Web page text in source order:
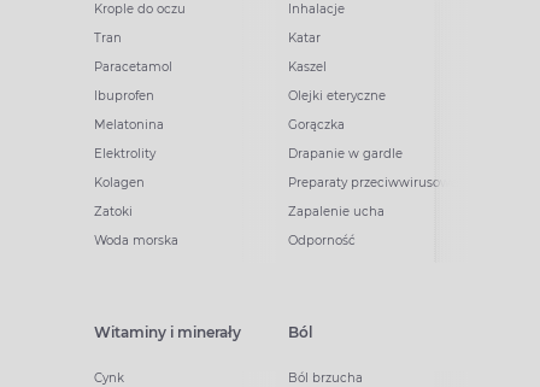
Krople do oczu
Tran
Paracetamol
Ibuprofen
Melatonina
Elektrolity
Kolagen
Zatoki
Woda morska
Inhalacje
Katar
Kaszel
Olejki eteryczne
Gorączka
Drapanie w gardle
Preparaty przeciwwirusowe
Zapalenie ucha
Odporność
Witaminy i minerały
Cynk
Ból
Ból brzucha